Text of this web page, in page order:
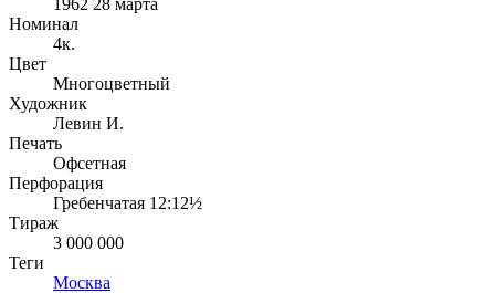
Номинал
4к.
Цвет
Многоцветный
Художник
Левин И.
Печать
Офсетная
Перфорация
Гребенчатая 12:12½
Тираж
3 000 000
Теги
Москва